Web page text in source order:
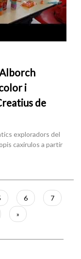
i
de
exploradors del
caxirulos a partir
Pàgina
6 Pàgina
7
Última
pàgina
»